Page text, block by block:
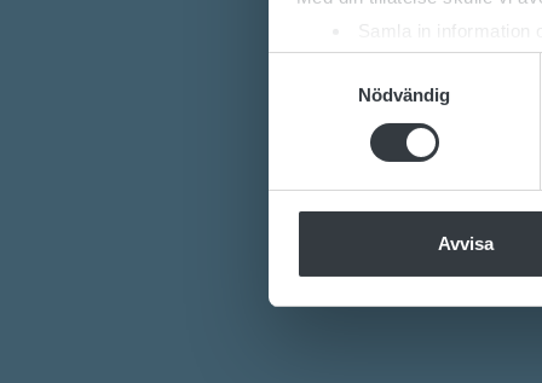
Identifiera din enhet
Ta reda på mer om hur
eller dra tillbaka ditt
sociala medier och
till de sociala medier och
Nödvändig
Avvisa
Är du
Vill du
Vårt